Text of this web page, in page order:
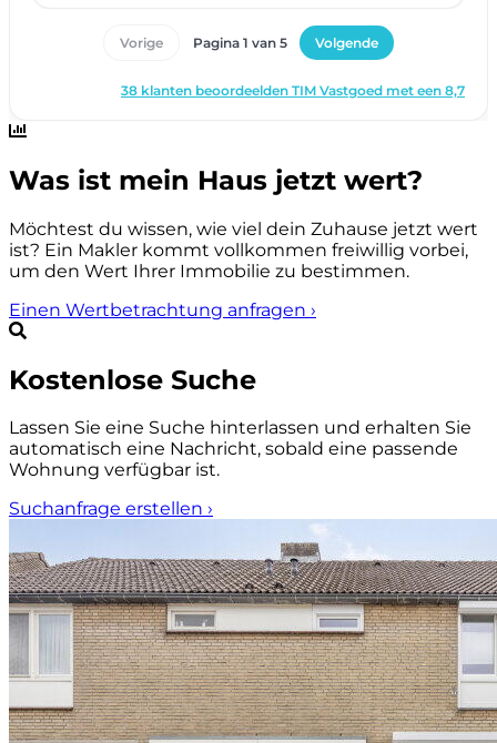
Was ist mein Haus jetzt wert?
Möchtest du wissen, wie viel dein Zuhause jetzt wert
ist? Ein Makler kommt vollkommen freiwillig vorbei,
um den Wert Ihrer Immobilie zu bestimmen.
Einen Wertbetrachtung anfragen ›
Kostenlose Suche
Lassen Sie eine Suche hinterlassen und erhalten Sie
automatisch eine Nachricht, sobald eine passende
Wohnung verfügbar ist.
Suchanfrage erstellen ›